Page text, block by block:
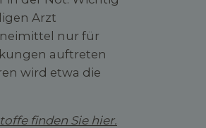
Arzt
nur für
auftreten
wird etwa die
finden Sie hier.